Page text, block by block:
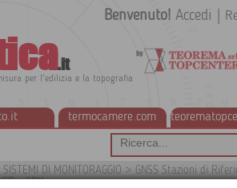
.it
per l'edilizia e la topografia
termocamere.com
Benvenuto! Accedi
SISTEMI DI MONITORAGGIO > GNSS Stazioni di
e GRX